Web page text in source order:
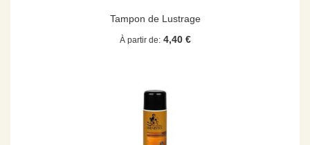
Tampon de Lustrage
À partir de 4,40 €